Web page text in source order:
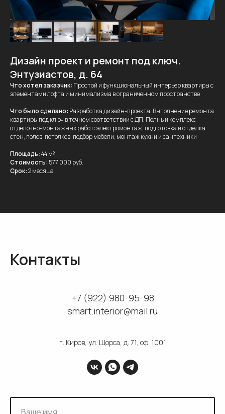
Дизайн проект и ремонт под ключ.
Энтузиастов, д. 64
Что хотел заказчик: Простой и функциональный интерьер квартиры с
элементами лофта и минимализма в ограниченном пространстве
Что было сделано: Разработка дизайн-проекта. Выполнение ремонта
квартиры под ключ в точном соответствии с ДП. Полный комплекс
отделочно-монтажных работ: электромонтаж, подготовка и отделка
стен, полов, потолков, подбор мебели, монтаж кухни и сантехники
Площадь:44 м²
Стоимость: 577 000 руб.
Срок:2 месяца
Контакты
+7 (922) 980-95-98
smart.interior@mail.ru
г. Киров, ул. Щорса, д. 71, оф. 1001